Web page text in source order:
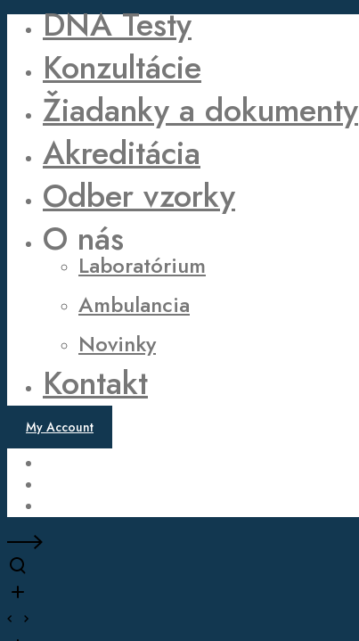
DNA Testy
Konzultácie
Žiadanky a dokumenty
Akreditácia
Odber vzorky
O nás
Laboratórium
Ambulancia
Novinky
Kontakt
My Account